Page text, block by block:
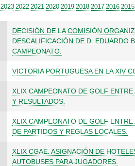
2023 2022 2021 2020 2019 2018 2017 2016 2015
DECISIÓN DE LA COMISIÓN
DESCALIFICACIÓN DE D. EDUARDO
CAMPEONATO.
VICTORIA PORTUGUESA EN LA XIV
XLIX CAMPEONATO DE GOLF
Y RESULTADOS.
XLIX CAMPEONATO DE GOLF
DE PARTIDOS Y REGLAS LOCALES.
XLIX CGAE. ASIGNACIÓN DE
AUTOBUSES PARA JUGADORES.